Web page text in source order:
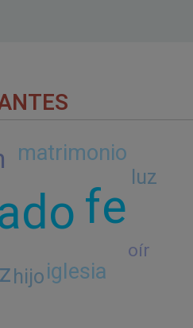
fe
iglesia
matrimonio
luz
hijo
oír